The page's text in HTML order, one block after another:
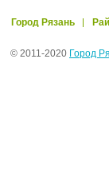
Город Рязань
© 2011-2020 Город